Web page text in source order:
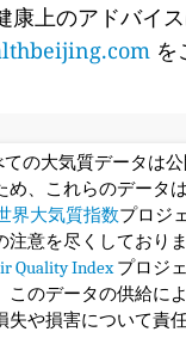
康上のアドバイス
を
ての大気質データは
め、これらのデータ
界大気質指数プロジ
注意を尽くしており
Quality Indexプロジ
このデータの供給に
失や損害について責